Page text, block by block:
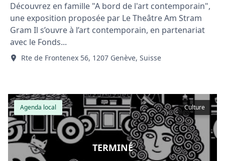
Découvrez en famille "A bord de l'art contemporain",
une exposition proposée par Le Theâtre Am Stram
Gram Il s’ouvre à l’art contemporain, en partenariat
avec le Fonds...
Rte de Frontenex 56, 1207 Genève, Suisse
Culture
Agenda local
TERMINÉ